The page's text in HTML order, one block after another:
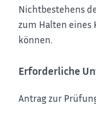
Nichtbestehens
zum Halten eines
können.
Erforderliche
Antrag zur